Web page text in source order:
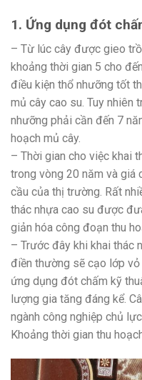
1. Ứng dụng đót
– Từ lúc cây được gieo
khoảng thời gian 5 cho
điều kiện thổ nhưỡng tốt
mủ cây cao su. Tuy nhiên
nhưỡng phải cần đến 7
hoạch mủ cây.
– Thời gian cho việc khai
trong vòng 20 năm và giá
cầu của thị trường. Rất
thác nhựa cao su được
giản hóa công đoạn thu
– Trước đây khi khai thác
điền thường sẽ cạo lớp vỏ
ứng dụng đót chấm kỹ
lượng gia tăng đáng kể.
ngành công nghiệp chủ
Khoảng thời gian thu